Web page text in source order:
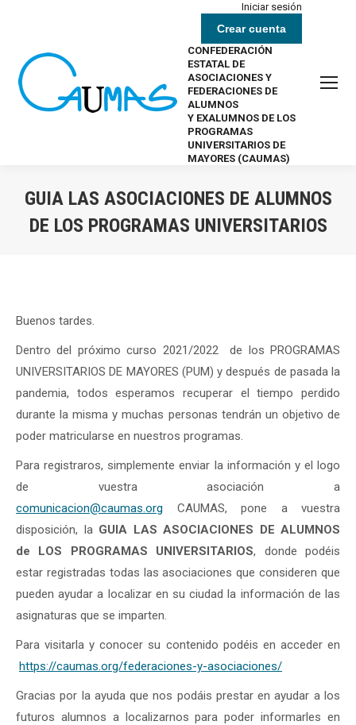
Iniciar sesión
Crear cuenta
CONFEDERACIÓN
ESTATAL DE
ASOCIACIONES Y
FEDERACIONES DE
ALUMNOS
Y EXALUMNOS DE LOS
PROGRAMAS
UNIVERSITARIOS DE
MAYORES (CAUMAS)
GUIA LAS ASOCIACIONES DE ALUMNOS
DE LOS PROGRAMAS UNIVERSITARIOS
Buenos tardes.
Dentro del próximo curso 2021/2022 de los PROGRAMAS
UNIVERSITARIOS DE MAYORES (PUM) y después de pasada la
pandemia, todos esperamos recuperar el tiempo perdido
durante la misma y muchas personas tendrán un objetivo de
poder matricularse en nuestros programas.
Para registraros, simplemente enviar la información y el logo
de vuestra asociación a
comunicacion@caumas.org CAUMAS, pone a vuestra
disposición, la GUIA LAS ASOCIACIONES DE ALUMNOS
de LOS PROGRAMAS UNIVERSITARIOS, donde podéis
estar registradas todas las asociaciones que consideren que
pueden ayudar a localizar en su ciudad la información de las
asignaturas que se imparten.
Para visitarla y conocer su contenido podéis en acceder en
https://caumas.org/federaciones-y-asociaciones/
Gracias por la ayuda que nos podáis prestar en ayudar a los
futuros alumnos a localizarnos para poder informarles en